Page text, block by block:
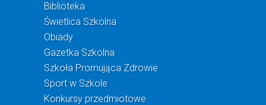
Biblioteka
Świetlica Szkolna
Obiady
Gazetka Szkolna
Szkoła Promująca Zdrowie
Sport w Szkole
Konkursy przedmiotowe